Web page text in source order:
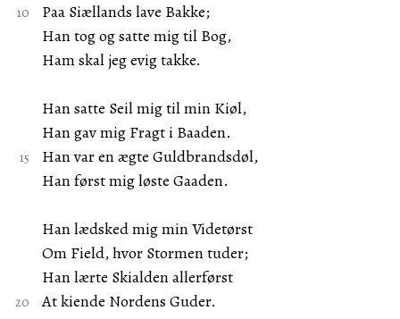
Paa Siællands lave Bakke;
Han tog og satte mig til Bog,
Ham skal jeg evig takke.
Han satte Seil mig til min Kiøl,
Han gav mig Fragt i Baaden.
Han var en ægte Guldbrandsdøl,
Han først mig løste Gaaden.
Han lædsked mig min Videtørst
Om Field, hvor Stormen tuder;
Han lærte Skialden allerførst
At kiende Nordens Guder.